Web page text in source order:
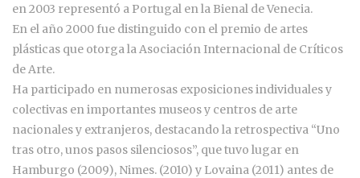
en 2003 representó a Portugal en la Bienal de Venecia.
En el año 2000 fue distinguido con el premio de artes
plásticas que otorga la Asociación Internacional de Críticos
de Arte.
Ha participado en numerosas exposiciones individuales y
colectivas en importantes museos y centros de arte
nacionales y extranjeros, destacando la retrospectiva “Uno
tras otro, unos pasos silenciosos”, que tuvo lugar en
Hamburgo (2009), Nimes. (2010) y Lovaina (2011) antes de